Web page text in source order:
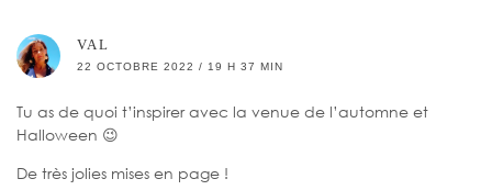
VAL
22 OCTOBRE 2022 / 19 H 37 MIN
Tu as de quoi t’inspirer avec la venue de l’automne et
Halloween 😉
De très jolies mises en page !